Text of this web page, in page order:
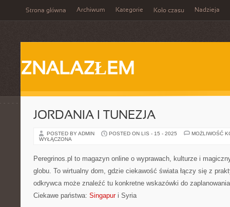
Strona główna Archiwum Kategorie Koło czasu Nadzieja
ZNALAZŁEM
JORDANIA I TUNEZJA
POSTED BY ADMIN POSTED ON LIS - 15 - 2025
MOŻLIWOŚĆ
WYŁĄCZONA
Peregrinos.pl to magazyn online o wyprawach, kulturze i
globu. To wirtualny dom, gdzie ciekawość świata łączy się z
odkrywca może znaleźć tu konkretne wskazówki do
Ciekawe państwa: Singapuri Syria